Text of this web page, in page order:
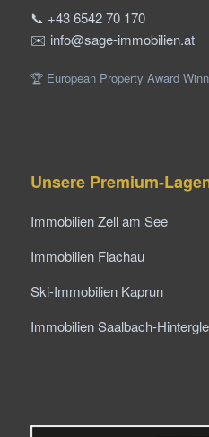
📞 +43 6542 70 170
✉️ info@sage-immobilien.at
🏆 European Property Award
Unsere Premium-
Immobilien Zell am See
Immobilien Flachau
Ski-Immobilien Kaprun
Immobilien Saalbach-